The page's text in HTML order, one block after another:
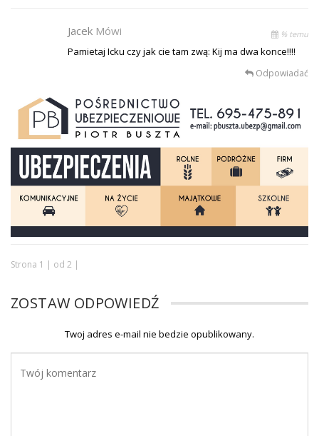
Jacek Mówi % temu
Pamietaj Icku czy jak cie tam zwą: Kij ma dwa konce!!!!
Odpowiadać
Strona 1 | od 2 |
ZOSTAW ODPOWIEDŹ
Twoj adres e-mail nie bedzie opublikowany.